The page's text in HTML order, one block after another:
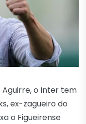
o Inter tem
ex-zagueiro do
o Figueirense